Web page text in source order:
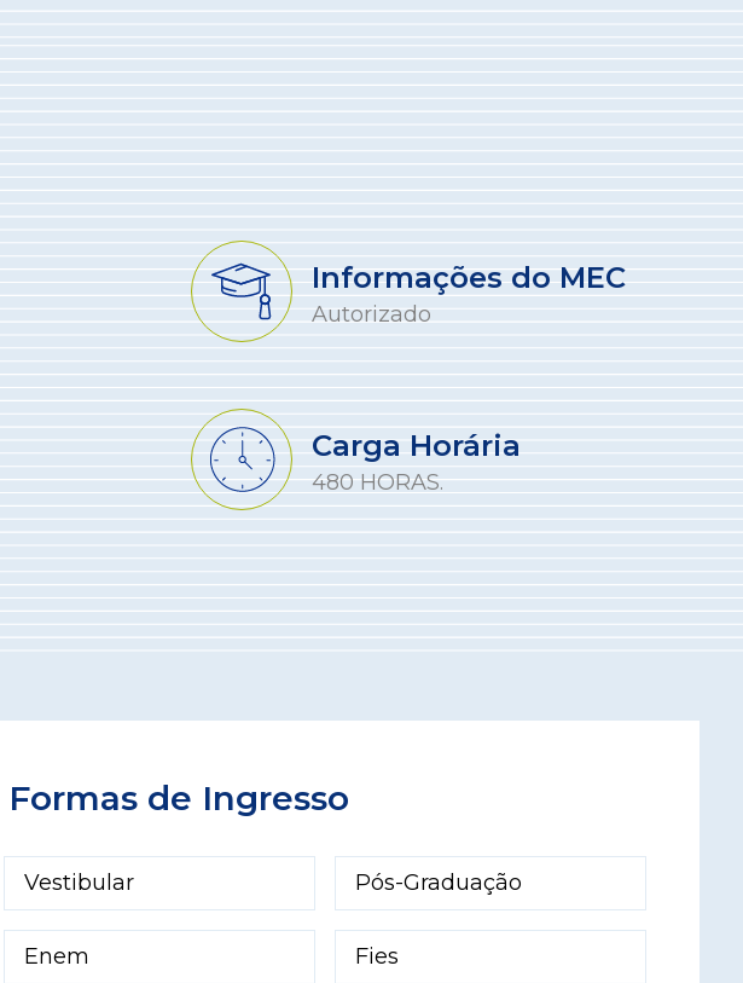
Informações do MEC
Autorizado
Carga Horária
480 HORAS.
Formas de Ingresso
Vestibular Pós-Graduação
Enem Fies